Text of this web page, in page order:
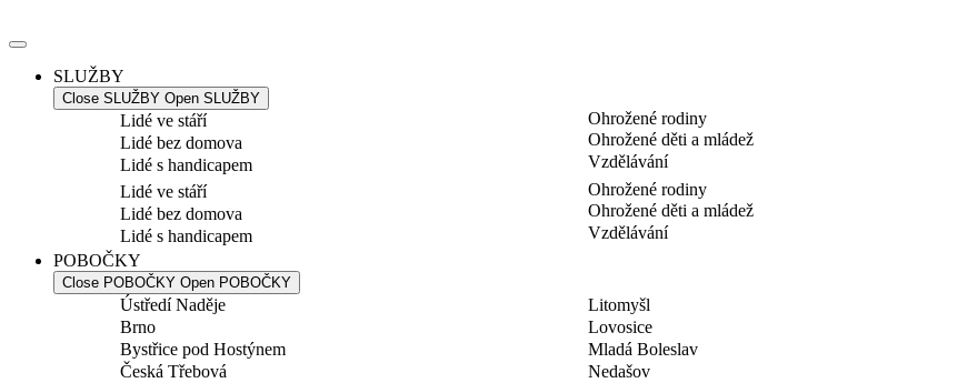
k
SLUŽBY
Close SLUŽBY Open SLUŽBY
Lidé ve stáří
Lidé bez domova
Lidé s handicapem
Ohrožené rodiny
Ohrožené děti a mládež
Vzdělávání
Lidé ve stáří
Lidé bez domova
Lidé s handicapem
Ohrožené rodiny
Ohrožené děti a mládež
Vzdělávání
POBOČKY
Close POBOČKY Open POBOČKY
Ústředí Naděje
Brno
Bystřice pod Hostýnem
Česká Třebová
Litomyšl
Lovosice
Mladá Boleslav
Nedašov